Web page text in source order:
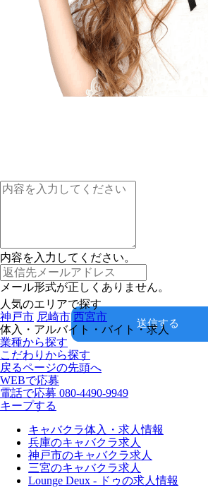
内容を入力してください。
メール形式が正しくありません。
送信する
人気のエリアで探す
神戸市 尼崎市 西宮市
体入・アルバイト・バイト・求人
業種から探す
こだわりから探す
戻るページの先頭へ
WEBで応募
電話で応募 080-4490-9949
キープする
キャバクラ体入・求人情報
兵庫のキャバクラ求人
神戸市のキャバクラ求人
三宮のキャバクラ求人
Lounge Deux - ドゥの求人情報